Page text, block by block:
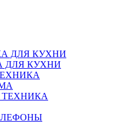
ДЛЯ КУХНИ
ДЛЯ КУХНИ